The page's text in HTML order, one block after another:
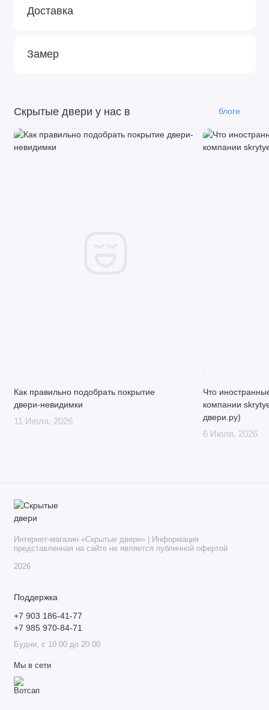
Доставка
Замер
Скрытые двери у нас в блоге
Как правильно подобрать покрытие
двери-невидимки
11 Июля, 2026
Что
компании
двери.ру)
6 Июля, 2026
Интернет-магазин «Скрытые двери» | Информация
представленная на сайте не является публичной офертой
2026
Поддержка
+7 903 186-41-77
+7 985 970-84-71
Будни, с 10:00 до 20:00
Мы в сети